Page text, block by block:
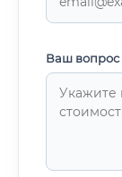
Ваш вопрос